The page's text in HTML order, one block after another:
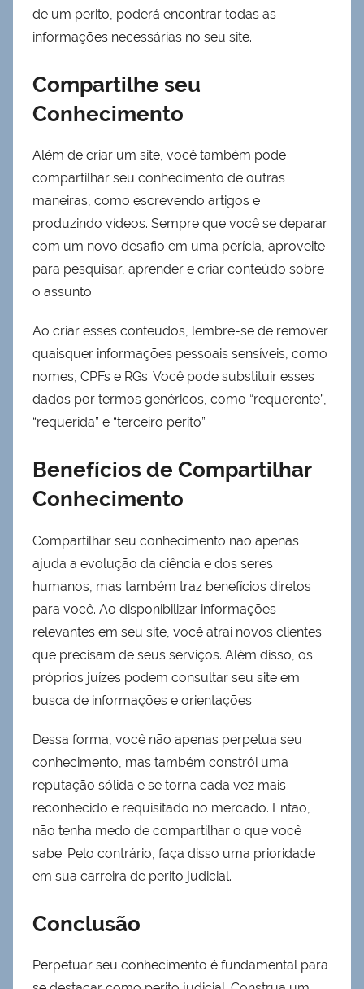
de um perito, poderá encontrar todas as
informações necessárias no seu site.
Compartilhe seu
Conhecimento
Além de criar um site, você também pode
compartilhar seu conhecimento de outras
maneiras, como escrevendo artigos e
produzindo vídeos. Sempre que você se deparar
com um novo desafio em uma perícia, aproveite
para pesquisar, aprender e criar conteúdo sobre
o assunto.
Ao criar esses conteúdos, lembre-se de remover
quaisquer informações pessoais sensíveis, como
nomes, CPFs e RGs. Você pode substituir esses
dados por termos genéricos, como “requerente”,
“requerida” e “terceiro perito”.
Benefícios de Compartilhar
Conhecimento
Compartilhar seu conhecimento não apenas
ajuda a evolução da ciência e dos seres
humanos, mas também traz benefícios diretos
para você. Ao disponibilizar informações
relevantes em seu site, você atrai novos clientes
que precisam de seus serviços. Além disso, os
próprios juízes podem consultar seu site em
busca de informações e orientações.
Dessa forma, você não apenas perpetua seu
conhecimento, mas também constrói uma
reputação sólida e se torna cada vez mais
reconhecido e requisitado no mercado. Então,
não tenha medo de compartilhar o que você
sabe. Pelo contrário, faça disso uma prioridade
em sua carreira de perito judicial.
Conclusão
Perpetuar seu conhecimento é fundamental para